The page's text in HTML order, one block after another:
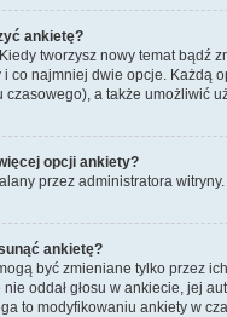
ankietę?
tworzysz nowy temat bądź
i co najmniej dwie opcje.
a także umożliwić
opcji ankiety?
przez administratora
ankietę?
być zmieniane tylko przez
oddał głosu w ankiecie, jej
to modyfikowaniu ankiety w